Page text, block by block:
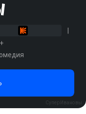
СуперИвановы